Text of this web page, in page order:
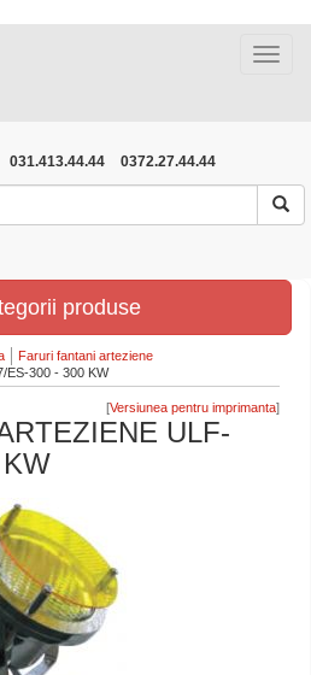
Toggle
031.413.44.44 0372.27.44.44
produse
Faruri fantani arteziene
ES-300 - 300 KW
[ ]
ULF-